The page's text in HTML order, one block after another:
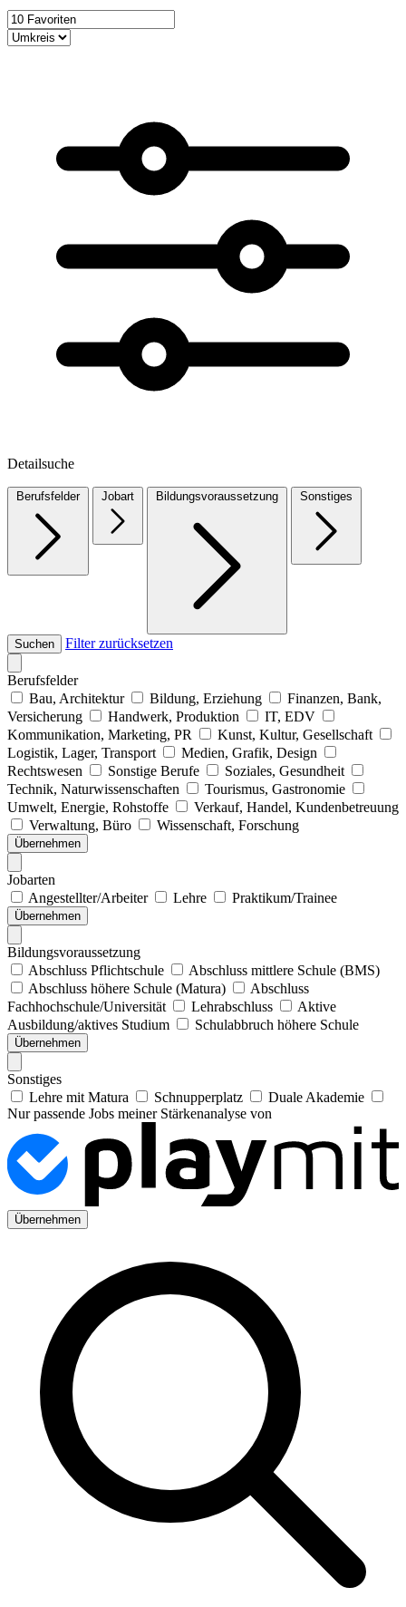
Detailsuche
Berufsfelder Jobart Bildungsvoraussetzung Sonstiges
Suchen Filter zurücksetzen
Berufsfelder
Bau, Architektur
Bildung, Erziehung
Finanzen, Bank,
Versicherung
Handwerk, Produktion
IT, EDV
Kommunikation, Marketing, PR
Kunst, Kultur, Gesellschaft
Logistik, Lager, Transport
Medien, Grafik, Design
Rechtswesen
Sonstige Berufe
Soziales, Gesundheit
Technik, Naturwissenschaften
Tourismus, Gastronomie
Umwelt, Energie, Rohstoffe
Verkauf, Handel, Kundenbetreuung
Verwaltung, Büro
Wissenschaft, Forschung
Übernehmen
Jobarten
Angestellter/Arbeiter
Lehre Praktikum/Trainee
Übernehmen
Bildungsvoraussetzung
Abschluss Pflichtschule
Abschluss mittlere Schule (BMS)
Abschluss höhere Schule (Matura)
Abschluss
Fachhochschule/Universität
Lehrabschluss
Aktive
Ausbildung/aktives Studium
Schulabbruch höhere Schule
Übernehmen
Sonstiges
Lehre mit Matura
Schnupperplatz
Duale Akademie
Nur passende Jobs meiner Stärkenanalyse von
Übernehmen